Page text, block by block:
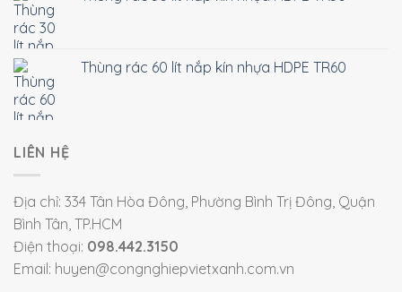
Thùng rác 60 lít nắp kín nhựa HDPE TR60
LIÊN HỆ
Địa chỉ: 334 Tân Hòa Đông, Phường Bình Trị Đông, Quận
Bình Tân, TP.HCM
Điện thoại: 098.442.3150
Email: huyen@congnghiepvietxanh.com.vn